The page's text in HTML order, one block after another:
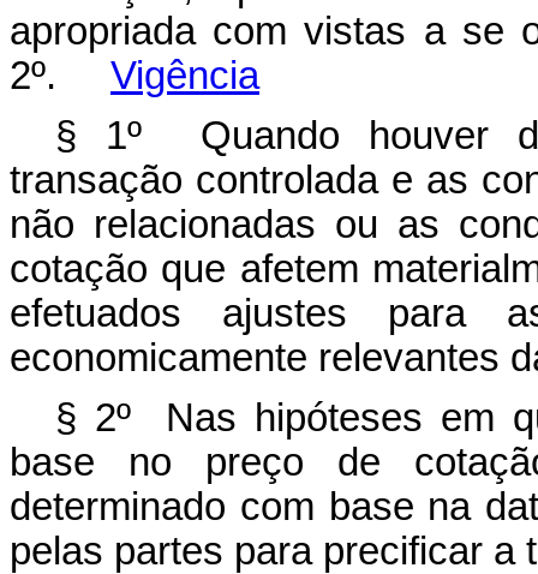
apropriada com vistas a se
2º. Vigência
§ 1º Quando houver
transação controlada e as
não relacionadas ou as
cotação que afetem
efetuados ajustes para
economicamente relevantes
§ 2º Nas hipóteses em
base no preço de
determinado com base na
pelas partes para precificar a